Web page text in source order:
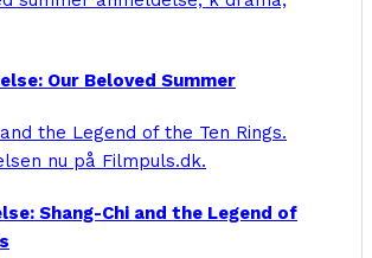
Our Beloved Summer
Shang-Chi and the Legend of